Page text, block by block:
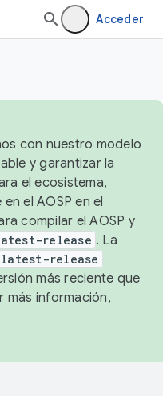
Acceder
con nuestro modelo
y garantizar la
el ecosistema,
el AOSP en el
compilar el AOSP y
release . La
release
más reciente que
más información,